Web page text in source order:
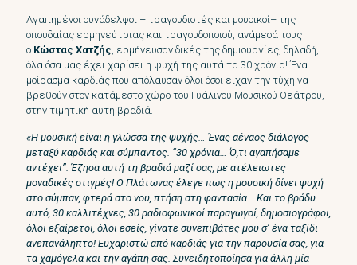
Αγαπημένοι συνάδελφοι – τραγουδιστές και μουσικοί– της
σπουδαίας ερμηνεύτριας και τραγουδοποιού, ανάμεσά τους
ο Κώστας Χατζής, ερμήνευσαν δικές της δημιουργίες, δηλαδή,
όλα όσα μας έχει χαρίσει η ψυχή της αυτά τα 30 χρόνια! Ένα
μοίρασμα καρδιάς που απόλαυσαν όλοι όσοι είχαν την τύχη να
βρεθούν στον κατάμεστο χώρο του Γυάλινου Μουσικού Θεάτρου,
στην τιμητική αυτή βραδιά.
«Η μουσική είναι η γλώσσα της ψυχής… Ένας αέναος διάλογος
μεταξύ καρδιάς και σύμπαντος. “30 χρόνια… Ό,τι αγαπήσαμε
αντέχει”. Έζησα αυτή τη βραδιά μαζί σας, με ατέλειωτες
μοναδικές στιγμές! Ο Πλάτωνας έλεγε πως η μουσική δίνει ψυχή
στο σύμπαν, φτερά στο νου, πτήση στη φαντασία… Και το βράδυ
αυτό, 30 καλλιτέχνες, 30 ραδιοφωνικοί παραγωγοί, δημοσιογράφοι,
όλοι εξαίρετοι, όλοι εσείς, γίνατε συνεπιβάτες μου σ’ ένα ταξίδι
ανεπανάληπτο! Ευχαριστώ από καρδιάς για την παρουσία σας, για
τα χαμόγελα και την αγάπη σας. Συνειδητοποίησα για άλλη μία